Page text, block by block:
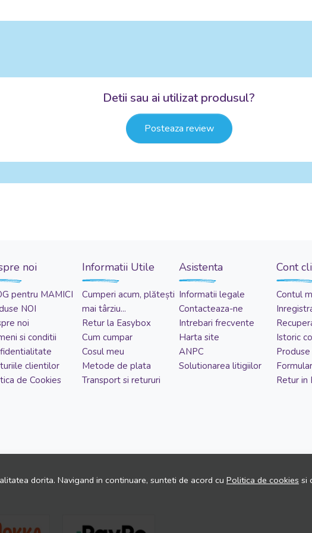
Detii sau ai utilizat produsul?
Posteaza review
dorita. Navigand in continuare, sunteti de acord cu Politica de cookies si
noi
pentru MAMICI
NOI
noi
si conditii
clientilor
de Cookies
Informatii Utile
Cumperi acum, plătești
mai târziu...
Retur la Easybox
Cum cumpar
Cosul meu
Metode de plata
Transport si retururi
Asistenta
Informatii legale
Contacteaza-ne
Intrebari frecvente
Harta site
ANPC
Solutionarea litigiilor
Cont
Contul
Istoric
Retur in